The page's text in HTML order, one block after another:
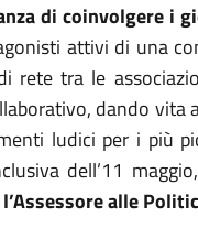
di coinvolgere i
attivi di una
rete tra le
dando vita
ludici per i più
dell’11
alle